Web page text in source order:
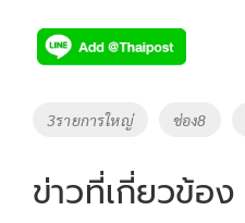
e
b
o
k
tt
er
p
y
Li
k
Tags
3รายการใหญ่ ช่อง8
ข่าวที่เกี่ยวข้อง